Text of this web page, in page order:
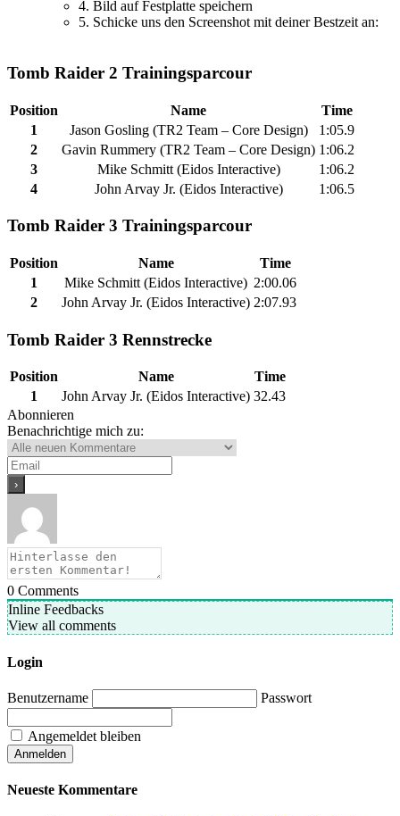
4. Bild auf Festplatte speichern
5. Schicke uns den Screenshot mit deiner Bestzeit an:
Tomb Raider 2 Trainingsparcour
Position Name
Time
1
Jason Gosling (TR2 Team – Core Design)
1:05.9
2
Gavin Rummery (TR2 Team – Core Design) 1:06.2
3
Mike Schmitt (Eidos Interactive)
1:06.2
4
John Arvay Jr. (Eidos Interactive) 1:06.5
Tomb Raider 3 Trainingsparcour
Position Name
Time
1
Mike Schmitt (Eidos Interactive) 2:00.06
2
John Arvay Jr. (Eidos Interactive) 2:07.93
Tomb Raider 3 Rennstrecke
Position Name
Time
1
John Arvay Jr. (Eidos Interactive) 32.43
Abonnieren
Benachrichtige mich zu:
0 Comments
Inline Feedbacks
View all comments
Login
Benutzername Passwort
Angemeldet bleiben
Neueste Kommentare